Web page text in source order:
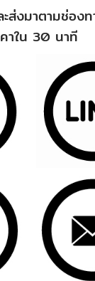
ส่งมาตามช่อง
าใน 30 นาที